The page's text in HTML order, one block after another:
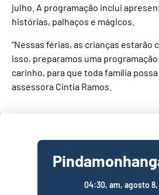
julho. A programação inclui
histórias, palhaços e mágicos.
“Nessas férias, as crianças estarão
isso, preparamos uma
carinho, para que toda família
assessora Cintia Ramos.
04:30, am, agosto